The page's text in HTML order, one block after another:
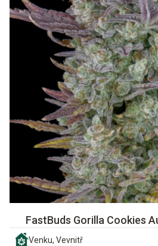
FastBuds Gorilla Cookies
Venku, Vevnitř